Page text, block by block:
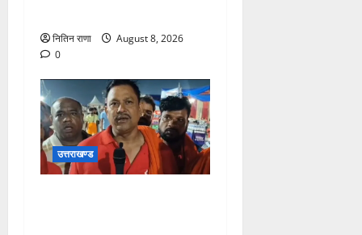
नितिन राणा
August 8, 2026
0
उत्तराखण्ड